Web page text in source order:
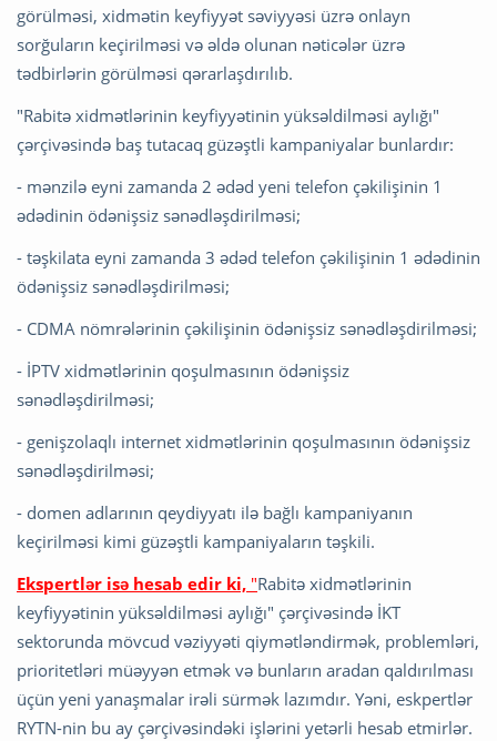
görülməsi, xidmətin keyfiyyət səviyyəsi üzrə onlayn
sorğuların keçirilməsi və əldə olunan nəticələr üzrə
tədbirlərin görülməsi qərarlaşdırılıb.
"Rabitə xidmətlərinin keyfiyyətinin yüksəldilməsi aylığı"
çərçivəsində baş tutacaq güzəştli kampaniyalar bunlardır:
- mənzilə eyni zamanda 2 ədəd yeni telefon çəkilişinin 1
ədədinin ödənişsiz sənədləşdirilməsi;
- təşkilata eyni zamanda 3 ədəd telefon çəkilişinin 1 ədədinin
ödənişsiz sənədləşdirilməsi;
- CDMA nömrələrinin çəkilişinin ödənişsiz sənədləşdirilməsi;
- İPTV xidmətlərinin qoşulmasının ödənişsiz
sənədləşdirilməsi;
- genişzolaqlı internet xidmətlərinin qoşulmasının ödənişsiz
sənədləşdirilməsi;
- domen adlarının qeydiyyatı ilə bağlı kampaniyanın
keçirilməsi kimi güzəştli kampaniyaların təşkili.
Ekspertlər isə hesab edir ki, "Rabitə xidmətlərinin
keyfiyyətinin yüksəldilməsi aylığı" çərçivəsində İKT
sektorunda mövcud vəziyyəti qiymətləndirmək, problemləri,
prioritetləri müəyyən etmək və bunların aradan qaldırılması
üçün yeni yanaşmalar irəli sürmək lazımdır. Yəni, eskpertlər
RYTN-nin bu ay çərçivəsindəki işlərini yetərli hesab etmirlər.